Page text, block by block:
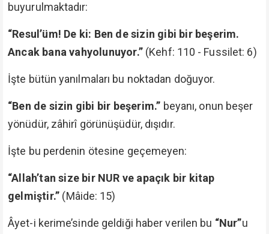
buyurulmaktadır:
“Resul’üm! De ki: Ben de sizin gibi bir beşerim.
Ancak bana vahyolunuyor.” (Kehf: 110 - Fussilet: 6)
İşte bütün yanılmaları bu noktadan doğuyor.
“Ben de sizin gibi bir beşerim.” beyanı, onun beşer
yönüdür, zâhirî görünüşüdür, dışıdır.
İşte bu perdenin ötesine geçemeyen:
“Allah’tan size bir NUR ve apaçık bir kitap
gelmiştir.” (Mâide: 15)
Âyet-i kerime’sinde geldiği haber verilen bu “Nur”u